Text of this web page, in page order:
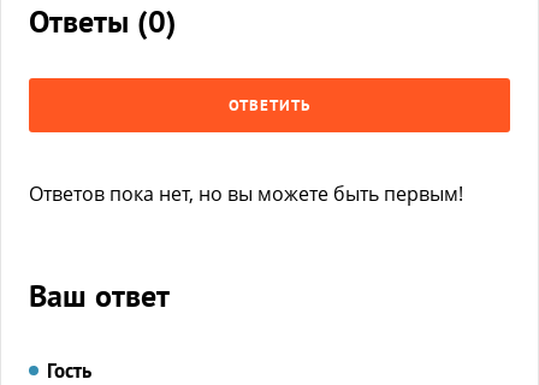
Ответы (0)
ОТВЕТИТЬ
Ответов пока нет, но вы можете быть первым!
Ваш ответ
Гость